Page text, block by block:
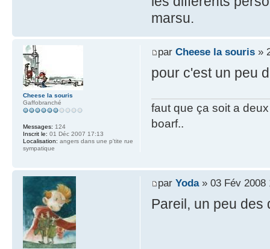
marsu.
par Cheese la souris»
pour c'est un peu
faut que ça soit a
boarf..
Cheese la souris
Gaffobranché
Messages: 124
Inscrit le: 01 Déc 2007 17:13
Localisation: angers dans une p'tite rue
sympatique
par Yoda» 03 Fév 2008
Pareil, un peu des